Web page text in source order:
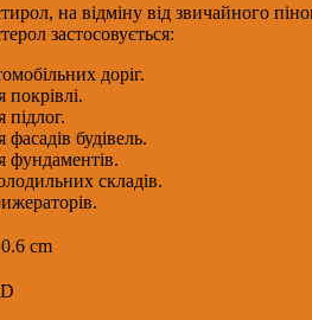
на відміну від звичайного
застосовується:
доріг.
покрівлі.
підлог.
будівель.
фундаментів.
складів.
cm